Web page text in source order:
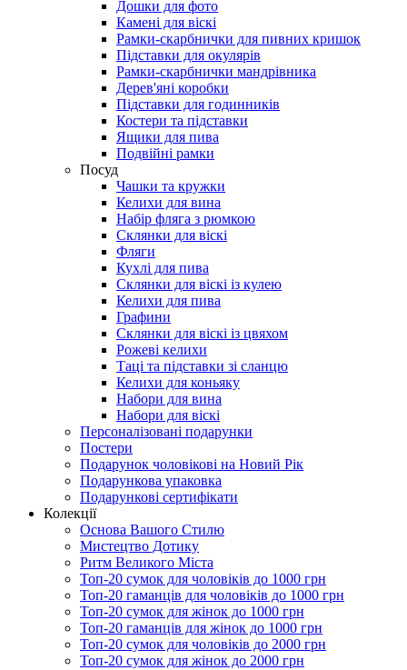
Дошки для фото
Камені для віскі
Рамки-скарбнички для пивних кришок
Підставки для окулярів
Рамки-скарбнички мандрівника
Дерев'яні коробки
Підставки для годинників
Костери та підставки
Ящики для пива
Подвійні рамки
Посуд
Чашки та кружки
Келихи для вина
Набір фляга з рюмкою
Склянки для віскі
Фляги
Кухлі для пива
Склянки для віскі із кулею
Келихи для пива
Графини
Склянки для віскі із цвяхом
Рожеві келихи
Таці та підставки зі сланцю
Келихи для коньяку
Набори для вина
Набори для віскі
Персоналізовані подарунки
Постери
Подарунок чоловікові на Новий Рік
Подарункова упаковка
Подарункові сертифікати
Колекції
Основа Вашого Стилю
Мистецтво Дотику
Ритм Великого Міста
Топ-20 сумок для чоловіків до 1000 грн
Топ-20 гаманців для чоловіків до 1000 грн
Топ-20 сумок для жінок до 1000 грн
Топ-20 гаманців для жінок до 1000 грн
Топ-20 сумок для чоловіків до 2000 грн
Топ-20 сумок для жінок до 2000 грн